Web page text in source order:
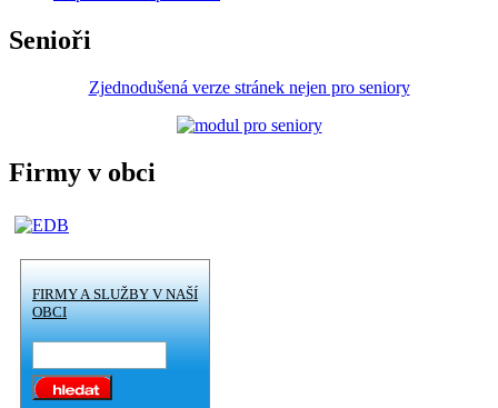
Senioři
Zjednodušená verze stránek nejen pro seniory
Firmy v obci
FIRMY A SLUŽBY V NAŠÍ
OBCI